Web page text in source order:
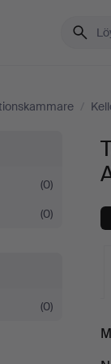
/
(0)
(0)
(0)